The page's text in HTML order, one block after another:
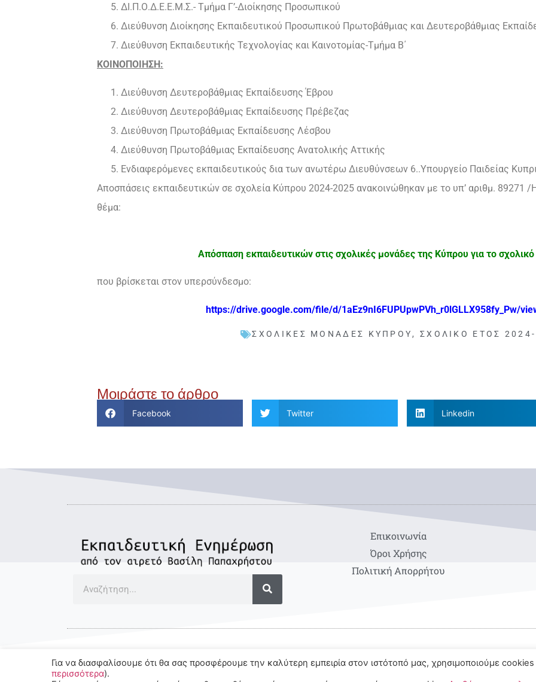
ΔΙ.Π.Ο.Δ.Ε.Ε.Μ.Σ.- Τμήμα Γ’-Διοίκησης Προσωπικού
Διεύθυνση Διοίκησης Εκπαιδευτικού Προσωπικού Πρωτοβάθμιας και Δευτεροβάθμιας
Διεύθυνση Εκπαιδευτικής Τεχνολογίας και Καινοτομίας-Τμήμα Β΄
ΚΟΙΝΟΠΟΙΗΣΗ:
Διεύθυνση Δευτεροβάθμιας Εκπαίδευσης Έβρου
Διεύθυνση Δευτεροβάθμιας Εκπαίδευσης Πρέβεζας
Διεύθυνση Πρωτοβάθμιας Εκπαίδευσης Λέσβου
Διεύθυνση Πρωτοβάθμιας Εκπαίδευσης Ανατολικής Αττικής
Ενδιαφερόμενες εκπαιδευτικούς δια των ανωτέρω Διευθύνσεων 6..Υπουργείο Παιδείας
Αποσπάσεις εκπαιδευτικών σε σχολεία Κύπρου 2024-2025 ανακοινώθηκαν με το υπ’ αριθμ. 89271
θέμα:
Απόσπαση εκπαιδευτικών στις σχολικές μονάδες της Κύπρου για το
που βρίσκεται στον υπερσύνδεσμο:
https://drive.google.com/file/d/1aEz9nI6FUPUpwPVh_r0lGLLX958fy_Pw/
ΣΧΟΛΙΚΈΣ ΜΟΝΆΔΕΣ ΚΎΠΡΟΥ, ΣΧΟΛΙΚΌ ΈΤΟΣ 2024-
Μοιράστε το άρθρο
Facebook Twitter Linkedin
Eπικοινωνία
Όροι Χρήσης
Πολιτική Απορρήτου
© 2022-2025 All rights Reserved.
Για να διασφαλίσουμε ότι θα σας προσφέρουμε την καλύτερη εμπειρία στον ιστότοπό μας, χρησιμοποιούμε cookies
περισσότερα).